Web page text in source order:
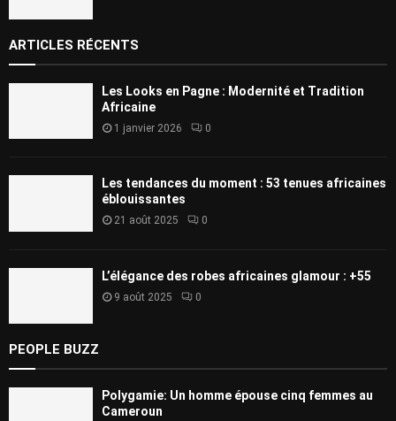
ARTICLES RÉCENTS
Les Looks en Pagne : Modernité et Tradition
Africaine
1 janvier 2026 0
Les tendances du moment : 53 tenues africaines
éblouissantes
21 août 2025 0
L’élégance des robes africaines glamour : +55
9 août 2025 0
PEOPLE BUZZ
Polygamie: Un homme épouse cinq femmes au
Cameroun